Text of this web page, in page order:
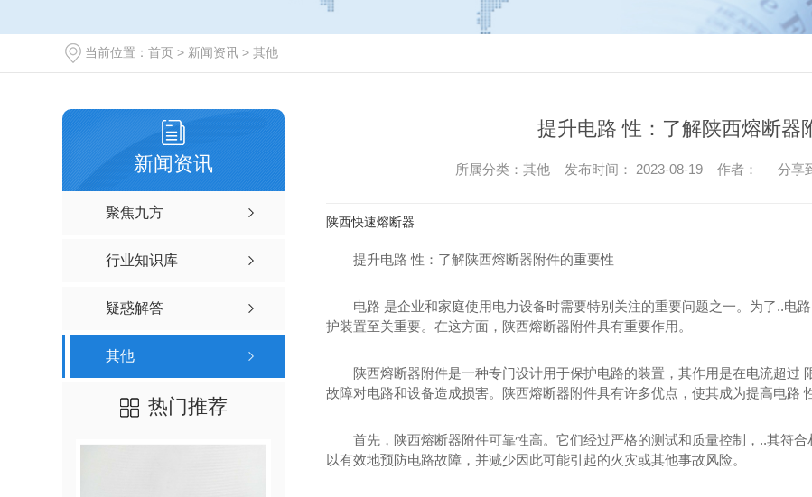
当前位置： 首页 > 新闻资讯 > 其他
新闻资讯
聚焦九方
行业知识库
疑惑解答
其他
热门推荐
提升电路 性：了解陕西熔断器
所属分类：其他 发布时间： 2023-08-19 作者： 分享
陕西快速熔断器
提升电路 性：了解陕西熔断器附件的重要性
电路 是企业和家庭使用电力设备时需要特别关注的重要问题之一。为了..电
护装置至关重要。在这方面，陕西熔断器附件具有重要作用。
陕西熔断器附件是一种专门设计用于保护电路的装置，其作用是在电流超过
故障对电路和设备造成损害。陕西熔断器附件具有许多优点，使其成为提高电路
首先，陕西熔断器附件可靠性高。它们经过严格的测试和质量控制，..其符
以有效地预防电路故障，并减少因此可能引起的火灾或其他事故风险。